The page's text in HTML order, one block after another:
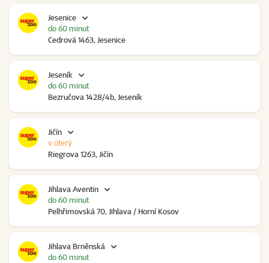
Jesenice
Cedrová 1463, Jesenice
do 60 minut
Jeseník
Bezručova 1428/4b, Jeseník
do 60 minut
Jičín
Riegrova 1263, Jičín
v úterý
Jihlava Aventin
Pelhřimovská 70, Jihlava / Horní Kosov
do 60 minut
Jihlava Brněnská
do 60 minut